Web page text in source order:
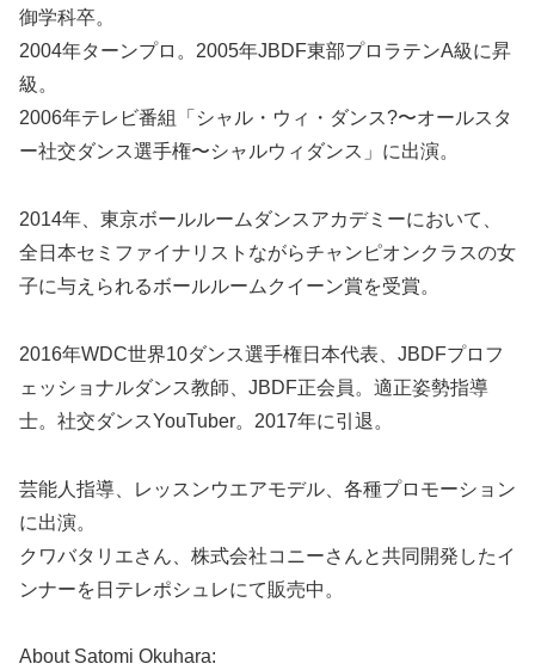
御学科卒。
2004年ターンプロ。2005年JBDF東部プロラテンA級に昇
級。
2006年テレビ番組「シャル・ウィ・ダンス?〜オールスタ
ー社交ダンス選手権〜シャルウィダンス」に出演。
2014年、東京ボールルームダンスアカデミーにおいて、
全日本セミファイナリストながらチャンピオンクラスの女
子に与えられるボールルームクイーン賞を受賞。
2016年WDC世界10ダンス選手権日本代表、JBDFプロフ
ェッショナルダンス教師、JBDF正会員。適正姿勢指導
士。社交ダンスYouTuber。2017年に引退。
芸能人指導、レッスンウエアモデル、各種プロモーション
に出演。
クワバタリエさん、株式会社コニーさんと共同開発したイ
ンナーを日テレポシュレにて販売中。
About Satomi Okuhara: